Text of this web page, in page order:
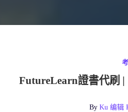
FutureLearn證書代刷
By Ku 编辑